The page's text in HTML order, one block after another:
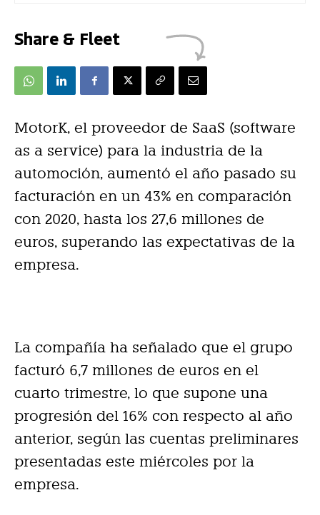
Share & Fleet
MotorK, el proveedor de SaaS (software
as a service) para la industria de la
automoción, aumentó el año pasado su
facturación en un 43% en comparación
con 2020, hasta los 27,6 millones de
euros, superando las expectativas de la
empresa.
La compañía ha señalado que el grupo
facturó 6,7 millones de euros en el
cuarto trimestre, lo que supone una
progresión del 16% con respecto al año
anterior, según las cuentas preliminares
presentadas este miércoles por la
empresa.